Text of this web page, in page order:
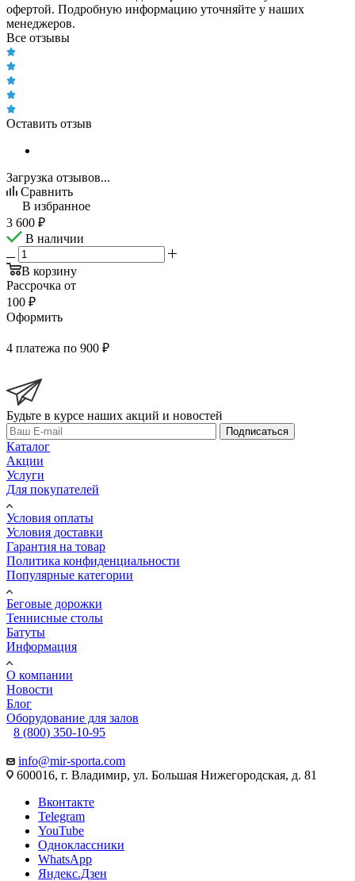
офертой. Подробную информацию уточняйте у наших
менеджеров.
Все отзывы
Оставить отзыв
Загрузка отзывов...
Сравнить
В избранное
3 600 ₽
В наличии
В корзину
Рассрочка от
100 ₽
Оформить
4 платежа по 900 ₽
Будьте в курсе наших акций и новостей
Подписаться
Каталог
Акции
Услуги
Для покупателей
Условия оплаты
Условия доставки
Гарантия на товар
Политика конфиденциальности
Популярные категории
Беговые дорожки
Теннисные столы
Батуты
Информация
О компании
Новости
Блог
Оборудование для залов
8 (800) 350-10-95
info@mir-sporta.com
600016, г. Владимир, ул. Большая Нижегородская, д. 81
Вконтакте
Telegram
YouTube
Одноклассники
WhatsApp
Яндекс.Дзен